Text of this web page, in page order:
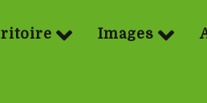
Images